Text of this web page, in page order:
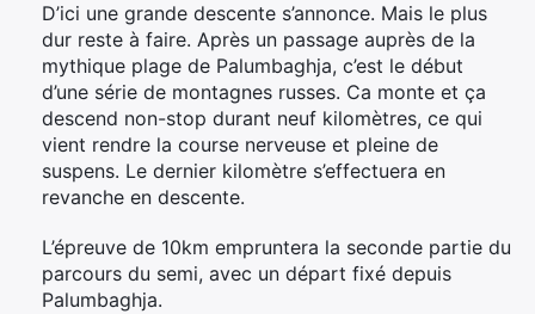
D’ici une grande descente s’annonce. Mais le plus
dur reste à faire. Après un passage auprès de la
mythique plage de Palumbaghja, c’est le début
d’une série de montagnes russes. Ca monte et ça
descend non-stop durant neuf kilomètres, ce qui
vient rendre la course nerveuse et pleine de
suspens. Le dernier kilomètre s’effectuera en
revanche en descente.
L’épreuve de 10km empruntera la seconde partie du
parcours du semi, avec un départ fixé depuis
Palumbaghja.